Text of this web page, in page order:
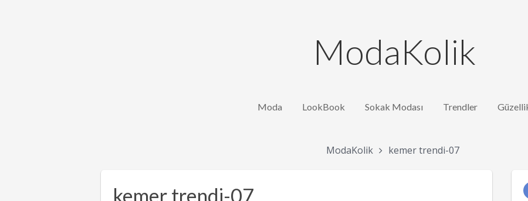
ModaKolik
Moda LookBook Sokak Modası Trendler
ModaKolik kemer trendi-07
kemer trendi-07